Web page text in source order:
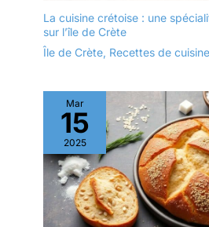
privés.
La cuisine crétoise : une
sur l’île de Crète
Île de Crète, Recettes de
Mar
15
2025